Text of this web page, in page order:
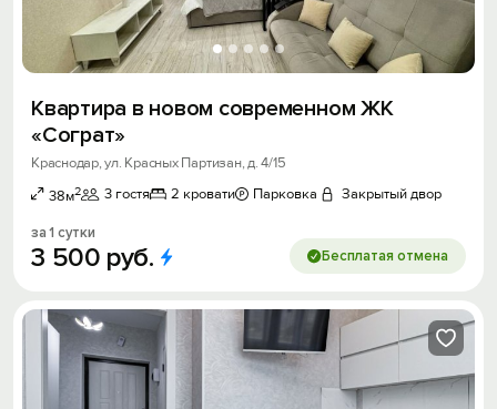
Квартира в новом совpемeнном ЖК
«Сограт»
Краснодар, ул. Красных Партизан, д. 4/15
38м2 3 гостя 2 кровати Парковка Закрытый двор
за 1 сутки
3 500 руб. Бесплатая отмена